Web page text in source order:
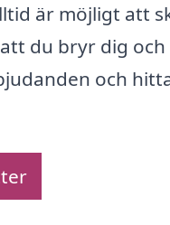
är möjligt att
du bryr dig
och